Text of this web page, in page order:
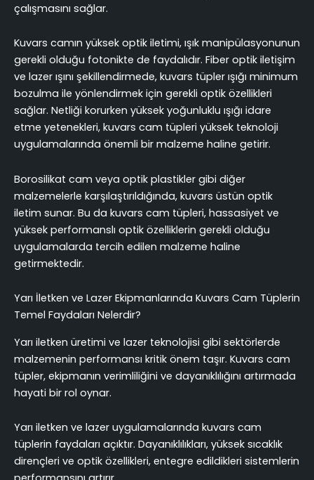
çalışmasını sağlar.
Kuvars camın yüksek optik iletimi, ışık manipülasyonunun
gerekli olduğu fotonikte de faydalıdır. Fiber optik iletişim
ve lazer ışını şekillendirmede, kuvars tüpler ışığı minimum
bozulma ile yönlendirmek için gerekli optik özellikleri
sağlar. Netliği korurken yüksek yoğunluklu ışığı idare
etme yetenekleri, kuvars cam tüpleri yüksek teknoloji
uygulamalarında önemli bir malzeme haline getirir.
Borosilikat cam veya optik plastikler gibi diğer
malzemelerle karşılaştırıldığında, kuvars üstün optik
iletim sunar. Bu da kuvars cam tüpleri, hassasiyet ve
yüksek performanslı optik özelliklerin gerekli olduğu
uygulamalarda tercih edilen malzeme haline
getirmektedir.
Yarı İletken ve Lazer Ekipmanlarında Kuvars Cam Tüplerin
Temel Faydaları Nelerdir?
Yarı iletken üretimi ve lazer teknolojisi gibi sektörlerde
malzemenin performansı kritik önem taşır. Kuvars cam
tüpler, ekipmanın verimliliğini ve dayanıklılığını artırmada
hayati bir rol oynar.
Yarı iletken ve lazer uygulamalarında kuvars cam
tüplerin faydaları açıktır. Dayanıklılıkları, yüksek sıcaklık
dirençleri ve optik özellikleri, entegre edildikleri sistemlerin